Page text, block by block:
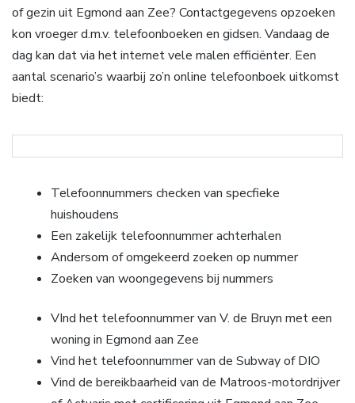
of gezin uit Egmond aan Zee? Contactgegevens opzoeken
kon vroeger d.m.v. telefoonboeken en gidsen. Vandaag de
dag kan dat via het internet vele malen efficiënter. Een
aantal scenario’s waarbij zo’n online telefoonboek uitkomst
biedt:
Telefoonnummers checken van specfieke
huishoudens
Een zakelijk telefoonnummer achterhalen
Andersom of omgekeerd zoeken op nummer
Zoeken van woongegevens bij nummers
VInd het telefoonnummer van V. de Bruyn met een
woning in Egmond aan Zee
Vind het telefoonnummer van de Subway of DIO
Vind de bereikbaarheid van de Matroos-motordrijver